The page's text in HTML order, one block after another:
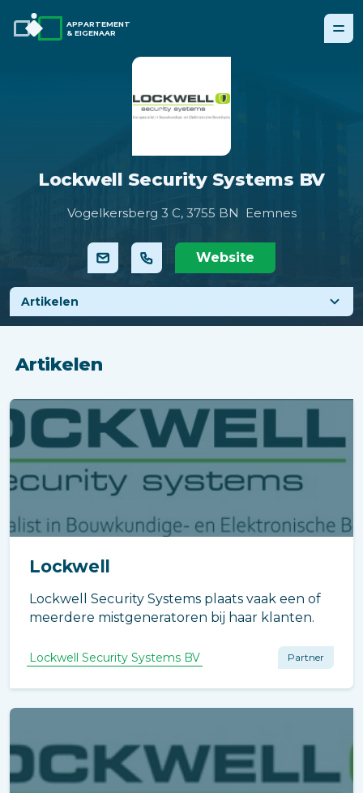
APPARTEMENT
& EIGENAAR
Lockwell Security Systems BV
Vogelkersberg 3 C, 3755 BN Eemnes
Website
Artikelen
Artikelen
Lockwell
Lockwell Security Systems plaats vaak een of
meerdere mistgeneratoren bij haar klanten.
Lockwell Security Systems BV Partner